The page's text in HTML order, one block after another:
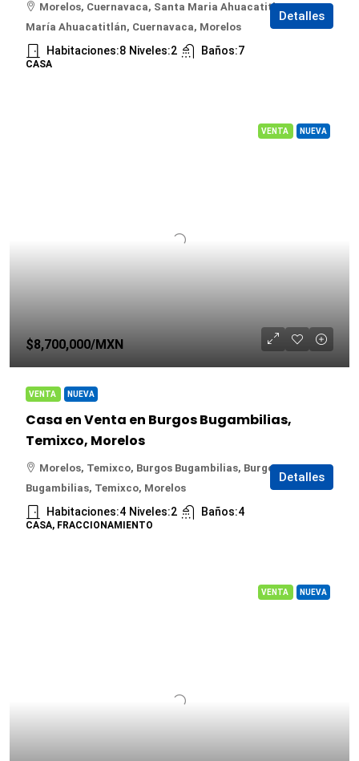
Morelos, Cuernavaca, Santa Maria Ahuacatitlan, Santa
María Ahuacatitlán, Cuernavaca, Morelos
Habitaciones:8 Niveles:2 Baños:7
CASA
Detalles
VENTA NUEVA
$8,700,000/MXN
VENTA NUEVA
Casa en Venta en Burgos Bugambilias,
Temixco, Morelos
Morelos, Temixco, Burgos Bugambilias, Burgos
Bugambilias, Temixco, Morelos
Habitaciones:4 Niveles:2 Baños:4
CASA, FRACCIONAMIENTO
Detalles
VENTA NUEVA